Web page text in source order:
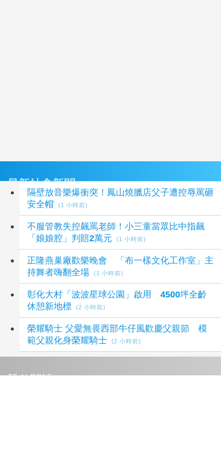
最新社會新聞
隔壁放音樂爆衝突！鳳山燒臘店父子遭控辱罵砸
安全帽
(1 小時前)
不服管教失控飆罵老師！小三童當眾比中指飆
「娘娘腔」判賠2萬元
(1 小時前)
正隆燕巢廠歡樂晚會 「布一樣文化工作室」主
持舞者嗨翻全場
(1 小時前)
彰化大村「波波星球公園」啟用 4500坪全齡
休憩新地標
(2 小時前)
榮耀騎士 父愛無畏西部牛仔風歡慶父親節 模
範父親化身榮耀騎士
(2 小時前)
延伸閱讀